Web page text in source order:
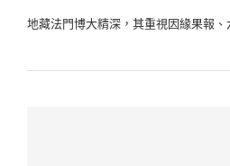
地藏法門博大精深，其重視因緣果報